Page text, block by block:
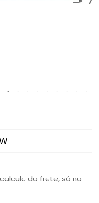
do frete, só no